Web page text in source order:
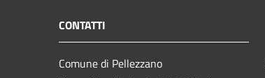
CONTATTI
Comune di Pellezzano